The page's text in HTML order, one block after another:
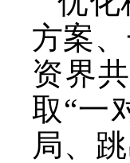
方案
资界
取“一
局、